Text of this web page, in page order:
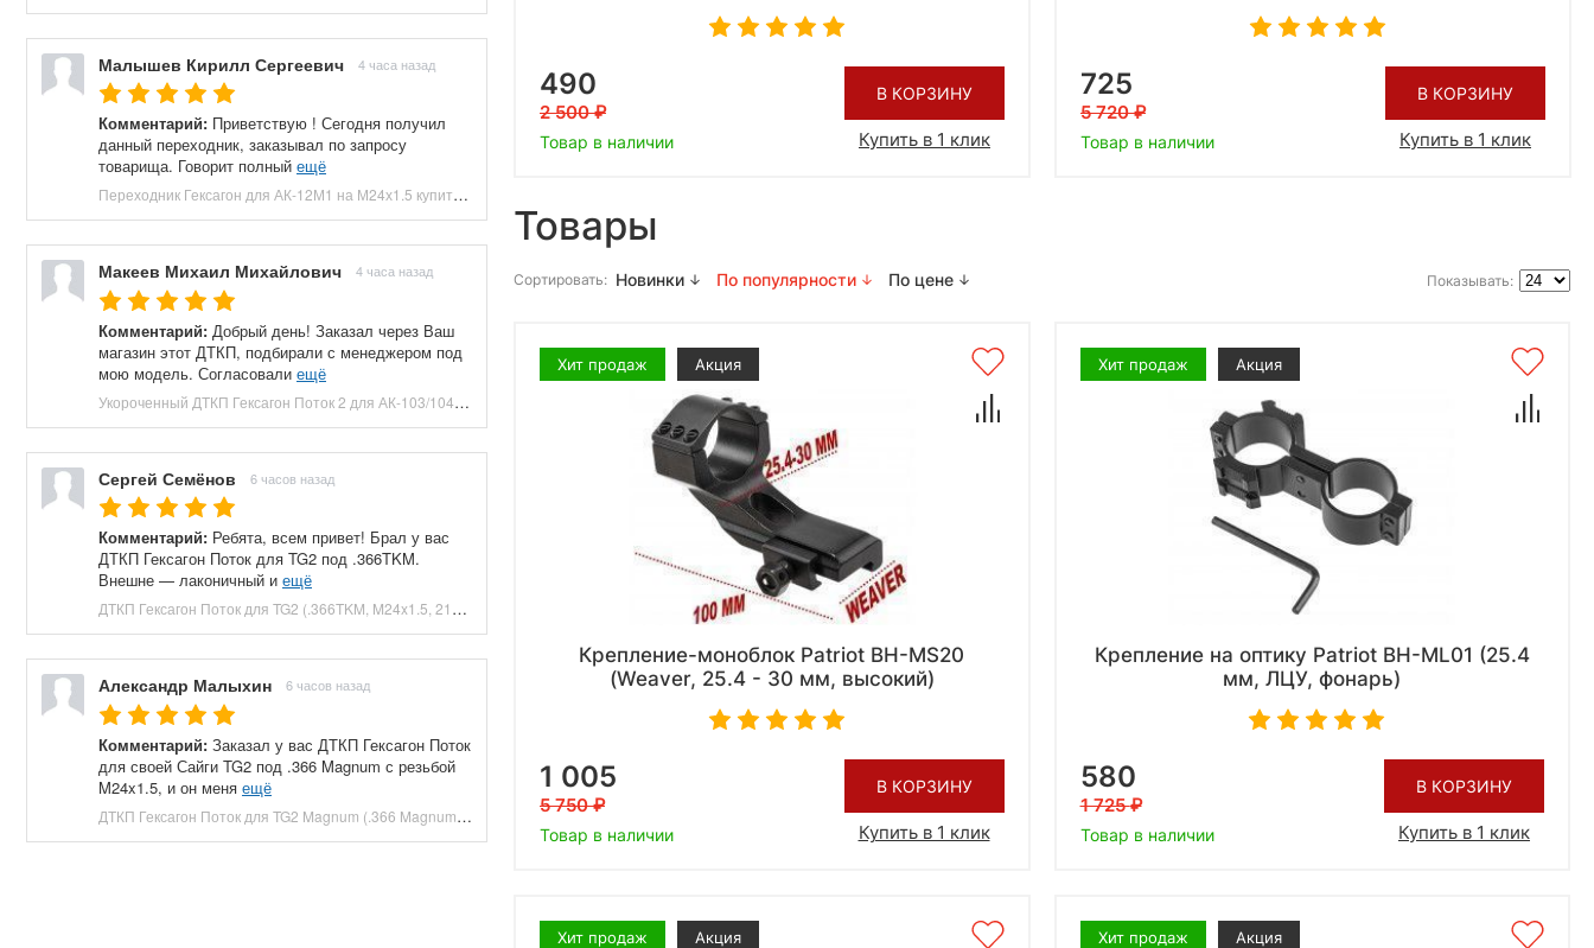
Малышев Кирилл Сергеевич 4 часа назад
Комментарий: Приветствую ! Сегодня получил
данный переходник, заказывал по запросу
товарища. Говорит полный ещё
Переходник Гексагон для АК-12М1 на М24х1.5 купить в Москве и СПБ, цена 4900 руб. Доставка по РФ!
Макеев Михаил Михайлович 4 часа назад
Комментарий: Добрый день! Заказал через Ваш
магазин этот ДТКП, подбирали с менеджером под
мою модель. Согласовали ещё
Укороченный ДТКП Гексагон Поток 2 для АК-103/104 (M24x1.5, 7.62x39, 5 камер, сталь, 120 мм) купить в Москве и СПБ, цена 8800 руб. Доставка по РФ!
Сергей Семёнов 6 часов назад
Комментарий: Ребята, всем привет! Брал у вас
ДТКП Гексагон Поток для TG2 под .366TKM.
Внешне — лаконичный и ещё
ДТКП Гексагон Поток для TG2 (.366TKM, M24x1.5, 210 мм, банка) купить в Москве и СПБ, цена 23660 руб. Доставка по РФ!
Александр Малыхин 6 часов назад
Комментарий: Заказал у вас ДТКП Гексагон Поток
для своей Сайги TG2 под .366 Magnum с резьбой
M24x1.5, и он меня ещё
ДТКП Гексагон Поток для TG2 Magnum (.366 Magnum, M24x1.5, 230 мм, банка) купить в Москве и СПБ, цена 27040 руб. Доставка по РФ!
490
2 500
Товар в наличии
В КОРЗИНУ
Купить в 1 клик
725
5 720
Товар в наличии
В КОРЗИНУ
Купить в 1 клик
Товары
Сортировать: Новинки По популярности По цене Показывать:
Хит продаж Акция
Крепление-моноблок Patriot BH-MS20
(Weaver, 25.4 - 30 мм, высокий)
1 005
5 750
Товар в наличии
В КОРЗИНУ
Купить в 1 клик
Хит продаж Акция
Крепление на оптику Patriot BH-ML01 (25.4
мм, ЛЦУ, фонарь)
580
1 725
Товар в наличии
В КОРЗИНУ
Купить в 1 клик
Хит продаж Акция Хит продаж Акция